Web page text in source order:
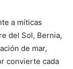
a míticas
del Sol, Bernia,
de mar,
convierte cada